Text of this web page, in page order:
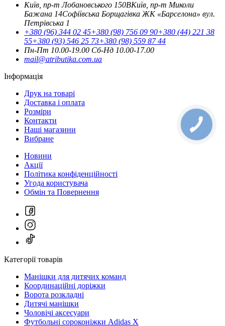
Київ, пр-т Лобановського 150ВКиїв, пр-т Миколи
Бажана 14Софіївська Борщагівка ЖК «Барселона» вул.
Петрівська 1
+380 (96) 344 02 45+380 (98) 756 09 90+380 (44) 221 38
55+380 (93) 546 25 73+380 (98) 559 87 44
Пн-Пт 10.00-19.00 Cб-Нд 10.00-17.00
mail@atributika.com.ua
Інформація
Друк на товарі
Доставка і оплата
Розміри
Контакти
Наші магазини
Вибране
Новини
Акції
Політика конфіденційності
Угода користувача
Обмін та Повернення
Категорії товарів
Манішки для дитячих команд
Координаційні доріжки
Ворота розкладні
Дитячі манішки
Чоловічі аксесуари
Футбольні сороконіжки Adidas X